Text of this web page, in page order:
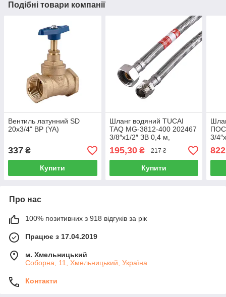
Подібні товари компанії
Вентиль латунний SD
20х3/4" ВР (YA)
337 ₴
Купити
Шланг водяний TUCAI
TAQ MG-3812-400 202467
3/8″x1/2″ ЗВ 0,4 м,
обплетення нержавіюча
сталь, Іспанія
195,30₴ 217 ₴
Купити
3/
Про нас
100% позитивних з 918 відгуків за рік
Працює з 17.04.2019
м. Хмельницький
Соборна, 11, Хмельницький, Україна
Контакти